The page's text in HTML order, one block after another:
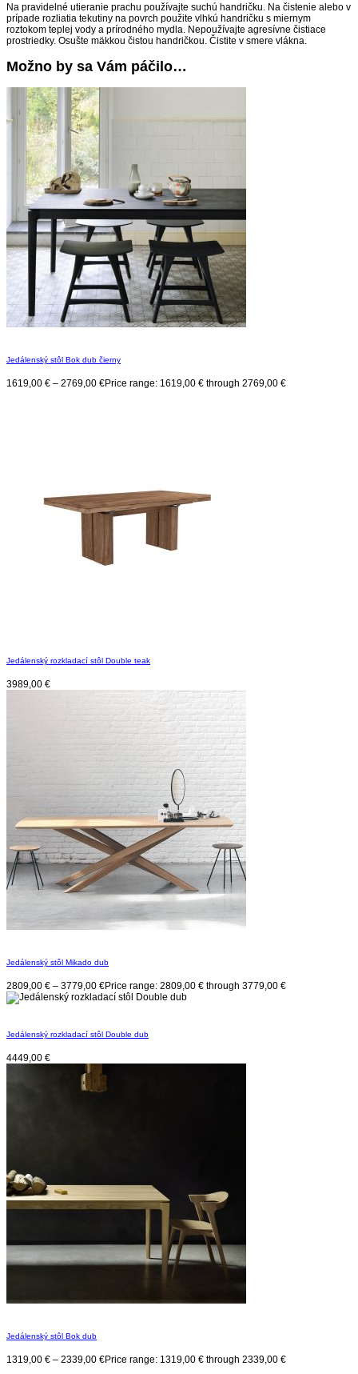
Na pravidelné utieranie prachu používajte suchú handričku. Na čistenie alebo v
prípade rozliatia tekutiny na povrch použite vlhkú handričku s miernym
roztokom teplej vody a prírodného mydla. Nepoužívajte agresívne čistiace
prostriedky. Osušte mäkkou čistou handričkou. Čistite v smere vlákna.
Možno by sa Vám páčilo…
Jedálenský stôl Bok dub čierny
1619,00 € – 2769,00 €Price range: 1619,00 € through 2769,00 €
Jedálenský rozkladací stôl Double teak
3989,00 €
Jedálenský stôl Mikado dub
2809,00 € – 3779,00 €Price range: 2809,00 € through 3779,00 €
Jedálenský rozkladací stôl Double dub
4449,00 €
Jedálenský stôl Bok dub
1319,00 € – 2339,00 €Price range: 1319,00 € through 2339,00 €